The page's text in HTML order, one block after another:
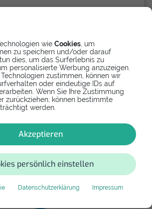
wie Cookies , um
zu speichern und/oder darauf
dies, um das Surferlebnis zu
personalisierte Werbung anzuzeigen.
zustimmen, können wir
oder eindeutige IDs auf
Wenn Sie Ihre Zustimmung
zurückziehen, können bestimmte
werden.
Akzeptieren
persönlich einstellen
Datenschutzerklärung Impressum
iPad Air 2 - Softwarefehler mit
selbst. Ersatzteile ab
Spenden
Dein Gerät über
für einen guten Zweck.